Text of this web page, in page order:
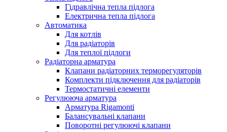
Гідравлічна тепла підлога
Електрична тепла підлога
Автоматика
Для котлів
Для радіаторів
Для теплої підлоги
Радіаторна арматура
Клапани радіаторних терморегуляторів
Комплекти підключення для радіаторів
Термостатичні елементи
Регулююча арматура
Арматура Rigamonti
Балансувальні клапани
Поворотні регулюючі клапани